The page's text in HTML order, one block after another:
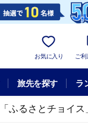
お気に入り ご利
旅先を探す ラ
「ふるさとチョイ